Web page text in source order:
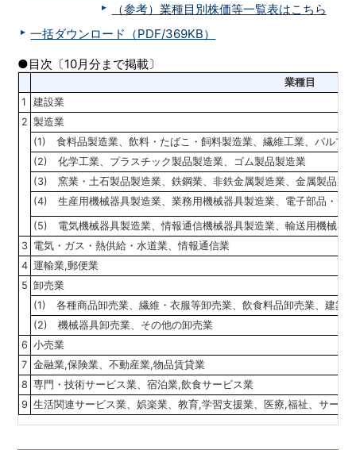
（参考）業種目別株価等一覧表はこちら
一括ダウンロード（PDF/369KB）
●目次〔10月分まで掲載〕
業種目
1
建設業
2 製造業
(1) 食料品製造業、飲料・たばこ・飼料製造業、繊維工業、パルプ
(2) 化学工業、プラスチック製品製造業、ゴム製品製造業
(3) 窯業・土石製品製造業、鉄鋼業、非鉄金属製造業、金属製品製
(4) 生産用機械器具製造業、業務用機械器具製造業、電子部品・デ
(5) 電気機械器具製造業、情報通信機械器具製造業、輸送用機械器
3 電気・ガス・熱供給・水道業、情報通信業
4 運輸業,郵便業
5 卸売業
(1) 各種商品卸売業、繊維・衣服等卸売業、飲食料品卸売業、建築
(2) 機械器具卸売業、その他の卸売業
6 小売業
7 金融業,保険業、不動産業,物品賃貸業
8 専門・技術サービス業、宿泊業,飲食サービス業
9 生活関連サービス業、娯楽業、教育,学習支援業、医療,福祉、サー